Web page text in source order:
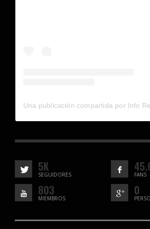
5K
SEGUIDORES FANS
803
MIEMBROS
0